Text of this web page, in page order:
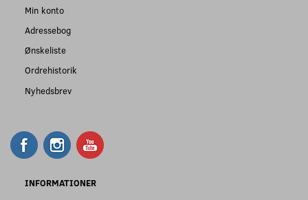
Min konto
Adressebog
Ønskeliste
Ordrehistorik
Nyhedsbrev
INFORMATIONER